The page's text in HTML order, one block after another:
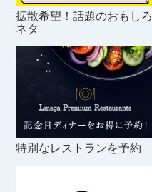
拡散希望！話題のおもしろ
ネタ
特別なレストランを予約